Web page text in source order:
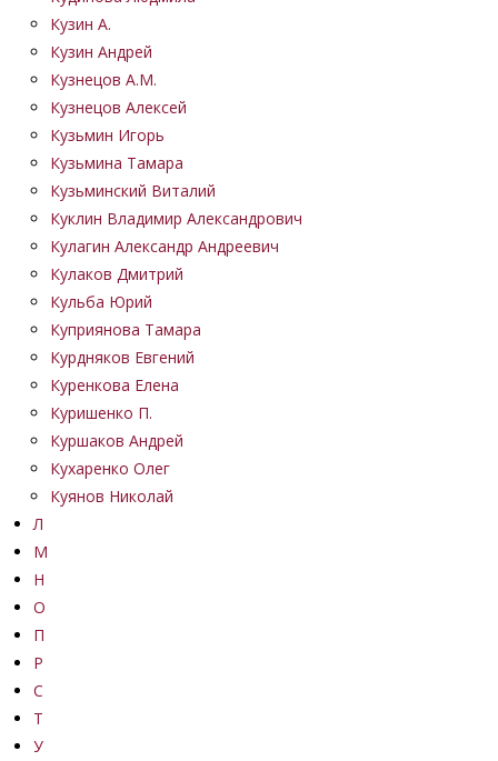
Кузин А.
Кузин Андрей
Кузнецов А.М.
Кузнецов Алексей
Кузьмин Игорь
Кузьмина Тамара
Кузьминский Виталий
Куклин Владимир Александрович
Кулагин Александр Андреевич
Кулаков Дмитрий
Кульба Юрий
Куприянова Тамара
Курдняков Евгений
Куренкова Елена
Куришенко П.
Куршаков Андрей
Кухаренко Олег
Куянов Николай
Л
М
Н
О
П
Р
С
Т
У